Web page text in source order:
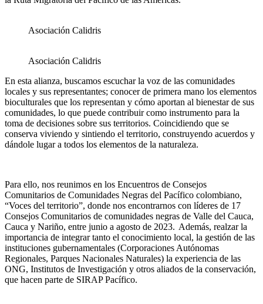
Asociación Calidris
Asociación Calidris
En esta alianza, buscamos escuchar la voz de las comunidades
locales y sus representantes; conocer de primera mano los elementos
bioculturales que los representan y cómo aportan al bienestar de sus
comunidades, lo que puede contribuir como instrumento para la
toma de decisiones sobre sus territorios. Coincidiendo que se
conserva viviendo y sintiendo el territorio, construyendo acuerdos y
dándole lugar a todos los elementos de la naturaleza.
Para ello, nos reunimos en los Encuentros de Consejos
Comunitarios de Comunidades Negras del Pacífico colombiano,
“Voces del territorio”, donde nos encontrarnos con líderes de 17
Consejos Comunitarios de comunidades negras de Valle del Cauca,
Cauca y Nariño, entre junio a agosto de 2023. Además, realzar la
importancia de integrar tanto el conocimiento local, la gestión de las
instituciones gubernamentales (Corporaciones Autónomas
Regionales, Parques Nacionales Naturales) la experiencia de las
ONG, Institutos de Investigación y otros aliados de la conservación,
que hacen parte de SIRAP Pacífico.